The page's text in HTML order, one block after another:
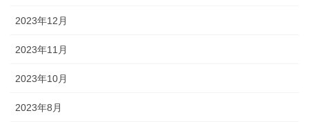
2023年12月
2023年11月
2023年10月
2023年8月